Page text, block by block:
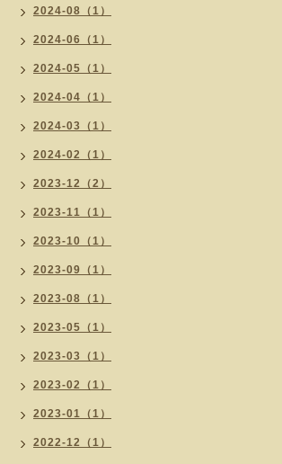
2024-08（1）
2024-06（1）
2024-05（1）
2024-04（1）
2024-03（1）
2024-02（1）
2023-12（2）
2023-11（1）
2023-10（1）
2023-09（1）
2023-08（1）
2023-05（1）
2023-03（1）
2023-02（1）
2023-01（1）
2022-12（1）